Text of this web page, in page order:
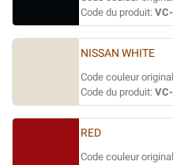
Code du produit:
NISSAN WHITE
Code couleur
Code du produit:
RED
Code couleur